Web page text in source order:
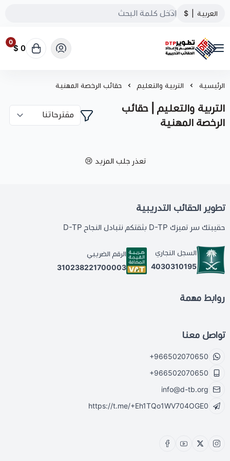
العربية $
تطوير الحقائب التدريبية
0
0 $
الرئيسية التربية والتعليم حقائب الرخصة المهنية
التربية والتعليم | حقائب
الرخصة المهنية
تعذر جلب المزيد 😢
تطوير الحقائب التدريبية
حقيبتك سر تميزك D-TP بثقتكم نتبادل النجاح D-TP
السجل التجاري
4030310195
الرقم الضريبي
310238221700003
روابط مهمة
تواصل معنا
+966502070650
+966502070650
info@d-tb.org
https://t.me/+Eh1TQo1WV704OGE0